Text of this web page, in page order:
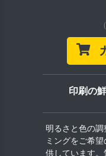
印刷の
明るさと色の
ミングをご希
供しています。